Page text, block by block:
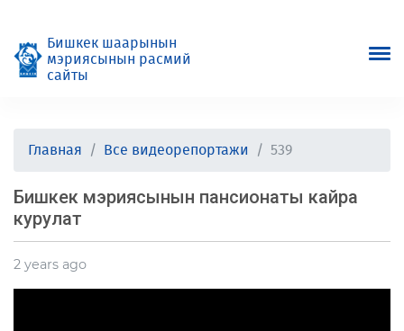
Бишкек шаарынын
мэриясынын расмий
сайты
Главная Все видеорепортажи 539
Бишкек мэриясынын пансионаты кайра
курулат
2 years ago